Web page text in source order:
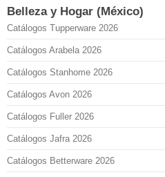
Belleza y Hogar (México)
Catálogos Tupperware 2026
Catálogos Arabela 2026
Catálogos Stanhome 2026
Catálogos Avon 2026
Catálogos Fuller 2026
Catálogos Jafra 2026
Catálogos Betterware 2026